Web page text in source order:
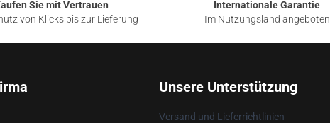
Sie mit Vertrauen
von Klicks bis zur Lieferung
Internationale Garantie
Im Nutzungsland angeboten
Unsere Unterstützung
Versand und Lieferrichtlinien